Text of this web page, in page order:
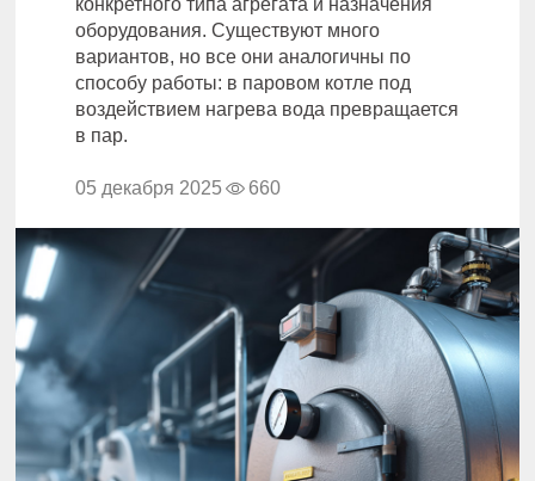
конкретного типа агрегата и назначения
оборудования. Существуют много
вариантов, но все они аналогичны по
способу работы: в паровом котле под
воздействием нагрева вода превращается
в пар.
05 декабря 2025 660